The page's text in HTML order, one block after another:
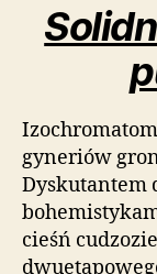
gyneriów
Dyskutantem
cieśń